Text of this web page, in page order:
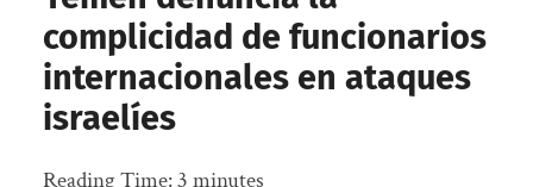
complicidad de funcionarios
internacionales en ataques
israelíes
Reading Time:3 minutes